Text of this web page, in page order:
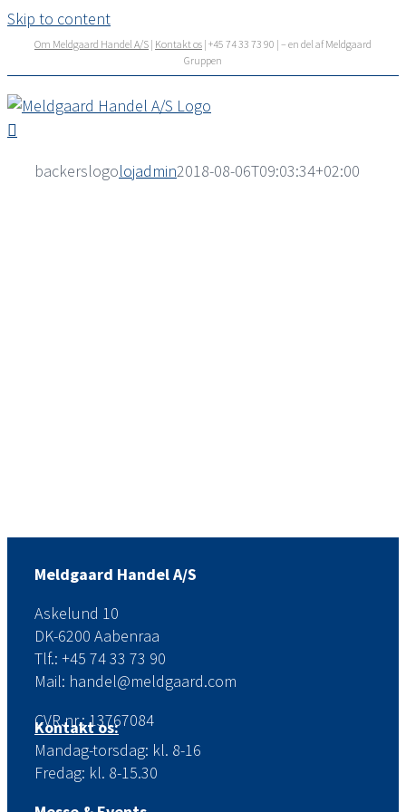
Skip to content
Om Meldgaard Handel A/S | Kontakt os | +45 74 33 73 90 | – en del af Meldgaard
Gruppen
backerslogolojadmin2018-08-06T09:03:34+02:00
Meldgaard Handel A/S
Askelund 10
DK-6200 Aabenraa
Tlf.: +45 74 33 73 90
Mail: handel@meldgaard.com
CVR.nr.: 13767084
Kontakt os:
Mandag-torsdag: kl. 8-16
Fredag: kl. 8-15.30